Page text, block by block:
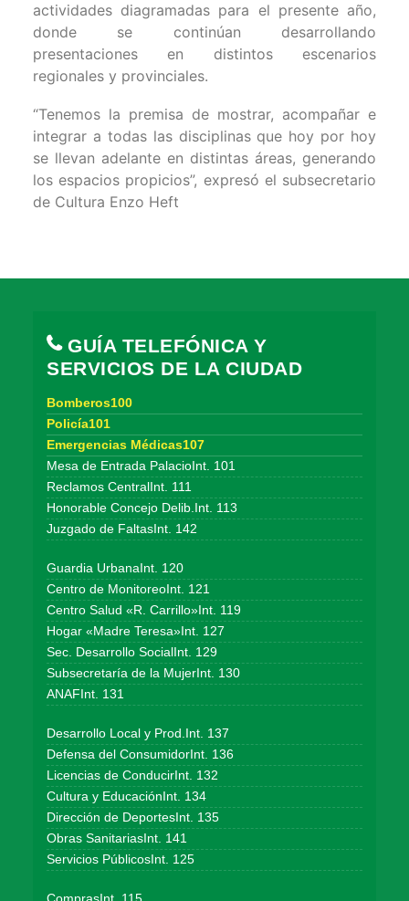
actividades diagramadas para el presente año,
donde se continúan desarrollando
presentaciones en distintos escenarios
regionales y provinciales.
“Tenemos la premisa de mostrar, acompañar e
integrar a todas las disciplinas que hoy por hoy
se llevan adelante en distintas áreas, generando
los espacios propicios”, expresó el subsecretario
de Cultura Enzo Heft
GUÍA TELEFÓNICA Y
SERVICIOS DE LA CIUDAD
Bomberos100
Policía101
Emergencias Médicas107
Mesa de Entrada PalacioInt. 101
Reclamos CentralInt. 111
Honorable Concejo Delib.Int. 113
Juzgado de FaltasInt. 142
Guardia UrbanaInt. 120
Centro de MonitoreoInt. 121
Centro Salud «R. Carrillo»Int. 119
Hogar «Madre Teresa»Int. 127
Sec. Desarrollo SocialInt. 129
Subsecretaría de la MujerInt. 130
ANAFInt. 131
Desarrollo Local y Prod.Int. 137
Defensa del ConsumidorInt. 136
Licencias de ConducirInt. 132
Cultura y EducaciónInt. 134
Dirección de DeportesInt. 135
Obras SanitariasInt. 141
Servicios PúblicosInt. 125